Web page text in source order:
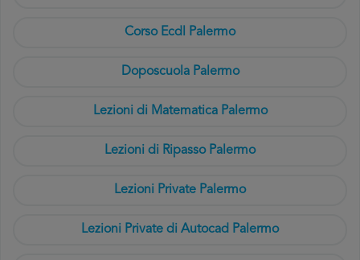
Corso Ecdl Palermo
Doposcuola Palermo
Lezioni di Matematica Palermo
Lezioni di Ripasso Palermo
Lezioni Private Palermo
Lezioni Private di Autocad Palermo